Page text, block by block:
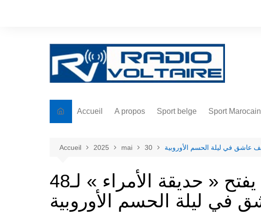
Accueil A propos Sport belge Sport Marocain
Accueil 2025 mai 30
باريس سان جيرمان يفتح « حديقة الأمراء » لـ48
في ليلة الحسم الأوروبية